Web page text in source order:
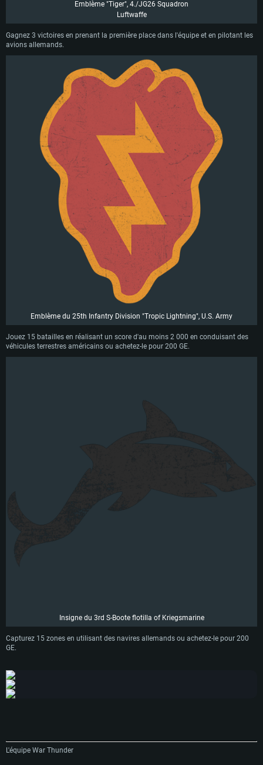
Emblème "Tiger", 4./JG26 Squadron
Luftwaffe
Gagnez 3 victoires en prenant la première place dans l'équipe et en pilotant les
avions allemands.
Emblème du 25th Infantry Division "Tropic Lightning", U.S. Army
Jouez 15 batailles en réalisant un score d'au moins 2 000 en conduisant des
véhicules terrestres américains ou achetez-le pour 200 GE.
Insigne du 3rd S-Boote flotilla of Kriegsmarine
Capturez 15 zones en utilisant des navires allemands ou achetez-le pour 200
GE.
L'équipe War Thunder